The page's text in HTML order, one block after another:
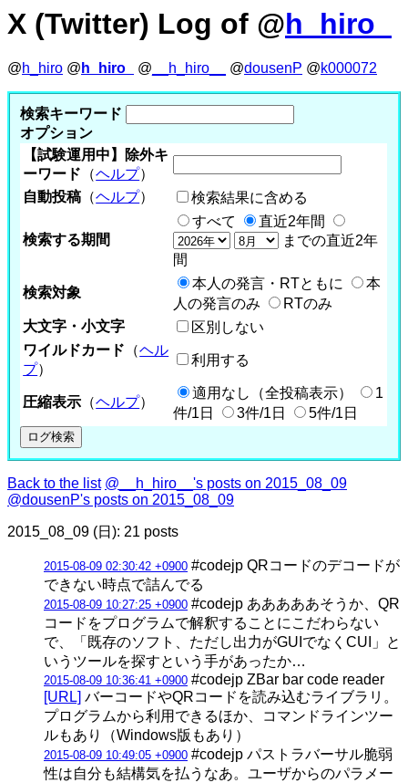
X (Twitter) Log of @h_hiro_
@h_hiro @ h_hiro_ @ __h_hiro__ @dousenP @k000072
検索キーワード
オプション
【試験運用中】除外キ
ーワード （ヘルプ）
自動投稿 （ヘルプ） 検索結果に含める
検索する期間
すべて
直近2年間
までの直近2年
間
検索対象
本人の発言・RTともに
本
人の発言のみ
RTのみ
大文字・小文字
区別しない
ワイルドカード （ヘル
プ）
利用する
圧縮表示 （ヘルプ）
適用なし（全投稿表示）
1
件/1日
3件/1日 5件/1日
Back to the list @__h_hiro__'s posts on 2015_08_09
@dousenP's posts on 2015_08_09
2015_08_09 (日): 21 posts
2015-08-09 02:30:42 +0900 #codejp QRコードのデコードが
できない時点で詰んでる
2015-08-09 10:27:25 +0900 #codejp あああああそうか、QR
コードをプログラムで解釈することにこだわらない
で、「既存のソフト、ただし出力がGUIでなくCUI」と
いうツールを探すという手があったか…
2015-08-09 10:36:41 +0900 #codejp ZBar bar code reader
[URL] バーコードやQRコードを読み込むライブラリ。
プログラムから利用できるほか、コマンドラインツー
ルもあり（Windows版もあり）
2015-08-09 10:49:05 +0900 #codejp パストラバーサル脆弱
性は自分も結構気を払うなあ。ユーザからのパラメー